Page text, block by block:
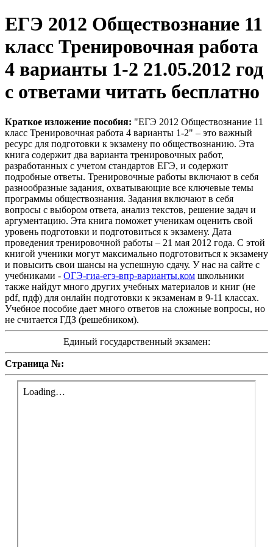
ЕГЭ 2012 Обществознание 11
класс Тренировочная работа
4 варианты 1-2 21.05.2012 год
с ответами читать бесплатно
Краткое изложение пособия: "ЕГЭ 2012 Обществознание 11
класс Тренировочная работа 4 варианты 1-2" – это важный
ресурс для подготовки к экзамену по обществознанию. Эта
книга содержит два варианта тренировочных работ,
разработанных с учетом стандартов ЕГЭ, и содержит
подробные ответы. Тренировочные работы включают в себя
разнообразные задания, охватывающие все ключевые темы
программы обществознания. Задания включают в себя
вопросы с выбором ответа, анализ текстов, решение задач и
аргументацию. Эта книга поможет ученикам оценить свой
уровень подготовки и подготовиться к экзамену. Дата
проведения тренировочной работы – 21 мая 2012 года. С этой
книгой ученики могут максимально подготовиться к экзамену
и повысить свои шансы на успешную сдачу. У нас на сайте с
учебниками - ОГЭ-гиа-егэ-впр-варианты.ком школьники
также найдут много других учебных материалов и книг (не
pdf, пдф) для онлайн подготовки к экзаменам в 9-11 классах.
Учебное пособие дает много ответов на сложные вопросы, но
не считается ГДЗ (решебником).
Единый государственный экзамен:
Страница №: